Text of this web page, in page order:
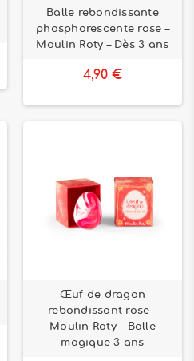
Balle rebondissante
phosphorescente rose –
Moulin Roty – Dès 3 ans
4,90 €
Œuf de dragon
rebondissant rose –
Moulin Roty – Balle
magique 3 ans